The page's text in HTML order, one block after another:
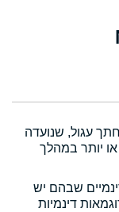
עגול, שנועדה
יותר במהלך
שבהם יש
דינמיות